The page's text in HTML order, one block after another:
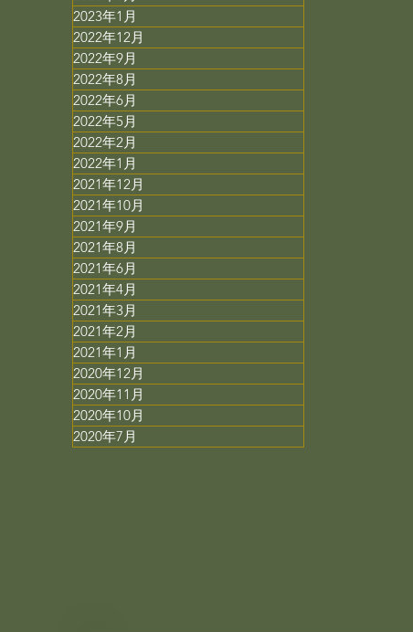
2023年1月
2022年12月
2022年9月
2022年8月
2022年6月
2022年5月
2022年2月
2022年1月
2021年12月
2021年10月
2021年9月
2021年8月
2021年6月
2021年4月
2021年3月
2021年2月
2021年1月
2020年12月
2020年11月
2020年10月
2020年7月